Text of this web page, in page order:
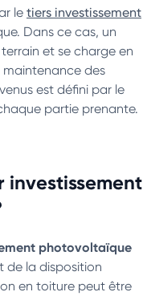
le tiers investissement
Dans ce cas, un
et se charge en
des
est défini par le
partie prenante.
investissement
photovoltaïque
de la disposition
en toiture peut être